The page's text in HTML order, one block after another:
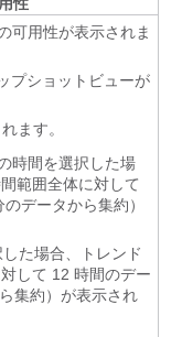
可用性が表示されま
プショットビューが
ます。
時間を選択した場
範囲全体に対して
データから集約）
た場合、トレンド
して 12 時間のデー
集約）が表示され